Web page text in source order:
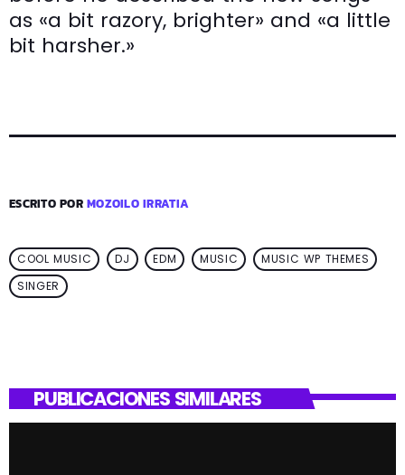
as «a bit razory, brighter» and «a little
bit harsher.»
ESCRITO PORMOZOILO IRRATIA
COOL MUSIC DJ EDM MUSIC
MUSIC WP THEMES
SINGER
PUBLICACIONES SIMILARES